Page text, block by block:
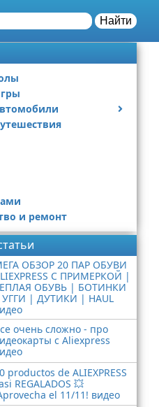
Найти
и ремонт
ОБЗОР 20 ПАР ОБУВИ
С ПРИМЕРКОЙ |
ОБУВЬ | БОТИНКИ
| ДУТИКИ | HAUL
очень сложно - про
с Aliexpress
productos de ALIEXPRESS
REGALADOS 💥
el 11/11! видео